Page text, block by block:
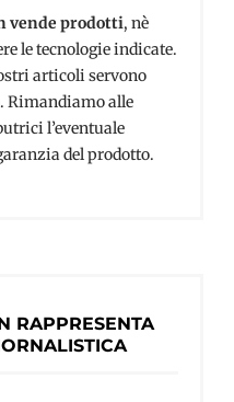
vende prodotti, nè
le tecnologie indicate.
articoli servono
Rimandiamo alle
l’eventuale
del prodotto.
RAPPRESENTA